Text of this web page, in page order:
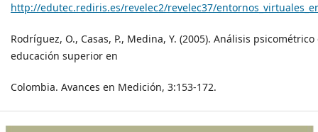
http://edutec.rediris.es/revelec2/revelec37/
Rodríguez, O., Casas, P., Medina, Y. (2005). Análisis
educación superior en
Colombia. Avances en Medición, 3:153-172.